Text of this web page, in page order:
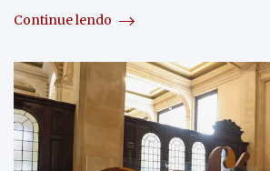
Continue lendo